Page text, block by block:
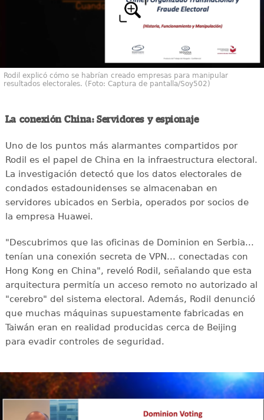
Rodil explicó cómo se habrían creado empresas para manipular
resultados electorales. (Foto: Captura de pantalla/Soy502)
La conexión China: Servidores y espionaje
Uno de los puntos más alarmantes compartidos por
Rodil es el papel de China en la infraestructura electoral.
La investigación detectó que los datos electorales de
condados estadounidenses se almacenaban en
servidores ubicados en Serbia, operados por socios de
la empresa Huawei.
"Descubrimos que las oficinas de Dominion en Serbia...
tenían una conexión secreta de VPN... conectadas con
Hong Kong en China", reveló Rodil, señalando que esta
arquitectura permitía un acceso remoto no autorizado al
"cerebro" del sistema electoral. Además, Rodil denunció
que muchas máquinas supuestamente fabricadas en
Taiwán eran en realidad producidas cerca de Beijing
para evadir controles de seguridad.